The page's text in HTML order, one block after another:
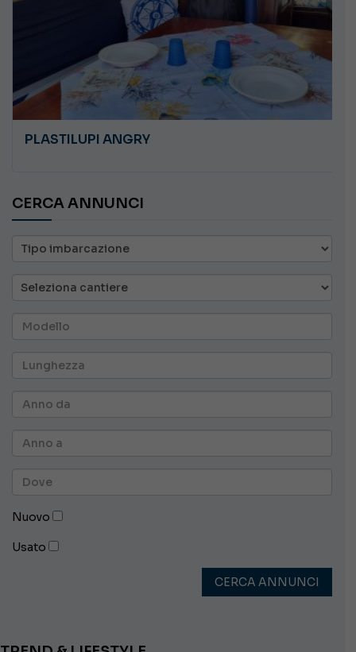
JEANNEAU CAP CAMARAT WA 8.5
CERCA ANNUNCI
Nuovo
Usato
CERCA ANNUNCI